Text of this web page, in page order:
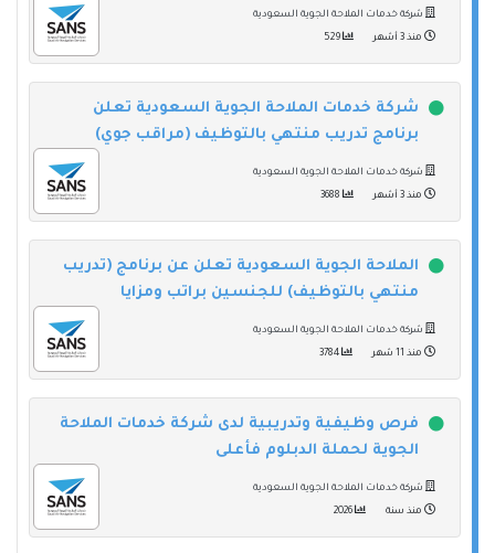
شركة خدمات الملاحة الجوية السعودية
منذ 3 أشهر
شركة خدمات الملاحة الجوية السعودية تعلن
برنامج تدريب منتهي بالتوظيف (مراقب جوي)
شركة خدمات الملاحة الجوية السعودية
منذ 3 أشهر
الملاحة الجوية السعودية تعلن عن برنامج (تدريب
منتهي بالتوظيف) للجنسين براتب ومزايا
شركة خدمات الملاحة الجوية السعودية
منذ 11 شهر
فرص وظيفية وتدريبية لدى شركة خدمات الملاحة
الجوية لحملة الدبلوم فأعلى
شركة خدمات الملاحة الجوية السعودية
منذ سنة